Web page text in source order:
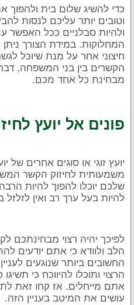
כדי להשיג שלום בית ולהפוך
וטובים יותר עליכם לנסות
ולהיות סבלניים ככל האפשר
המחלוקות. במידת הצורך ניתן
חיצוני אחר על מנת שיוכל
הקשרים בין בני המשפחה, דבר
מבחינת כל אחד מכם.
פונים אל יועץ
יועץ זוגי או סוגים אחרים של
משמעותית לחיזוק הקשר
שלכם יוכלו להפוך להיות
להיות בעל ערך רב ואין לזלזל
לפיכך יהיה רצוי
הלב ולוודא כי אתם יודעים
החשובים ביותר שנוגעים
הרצוי ותוכלו להיווכח כי
אתם מייחלים. אז קחו זאת
עושים את המיטב בעניין הזה.